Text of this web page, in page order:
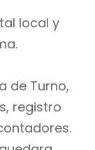
local y
de Turno,
registro